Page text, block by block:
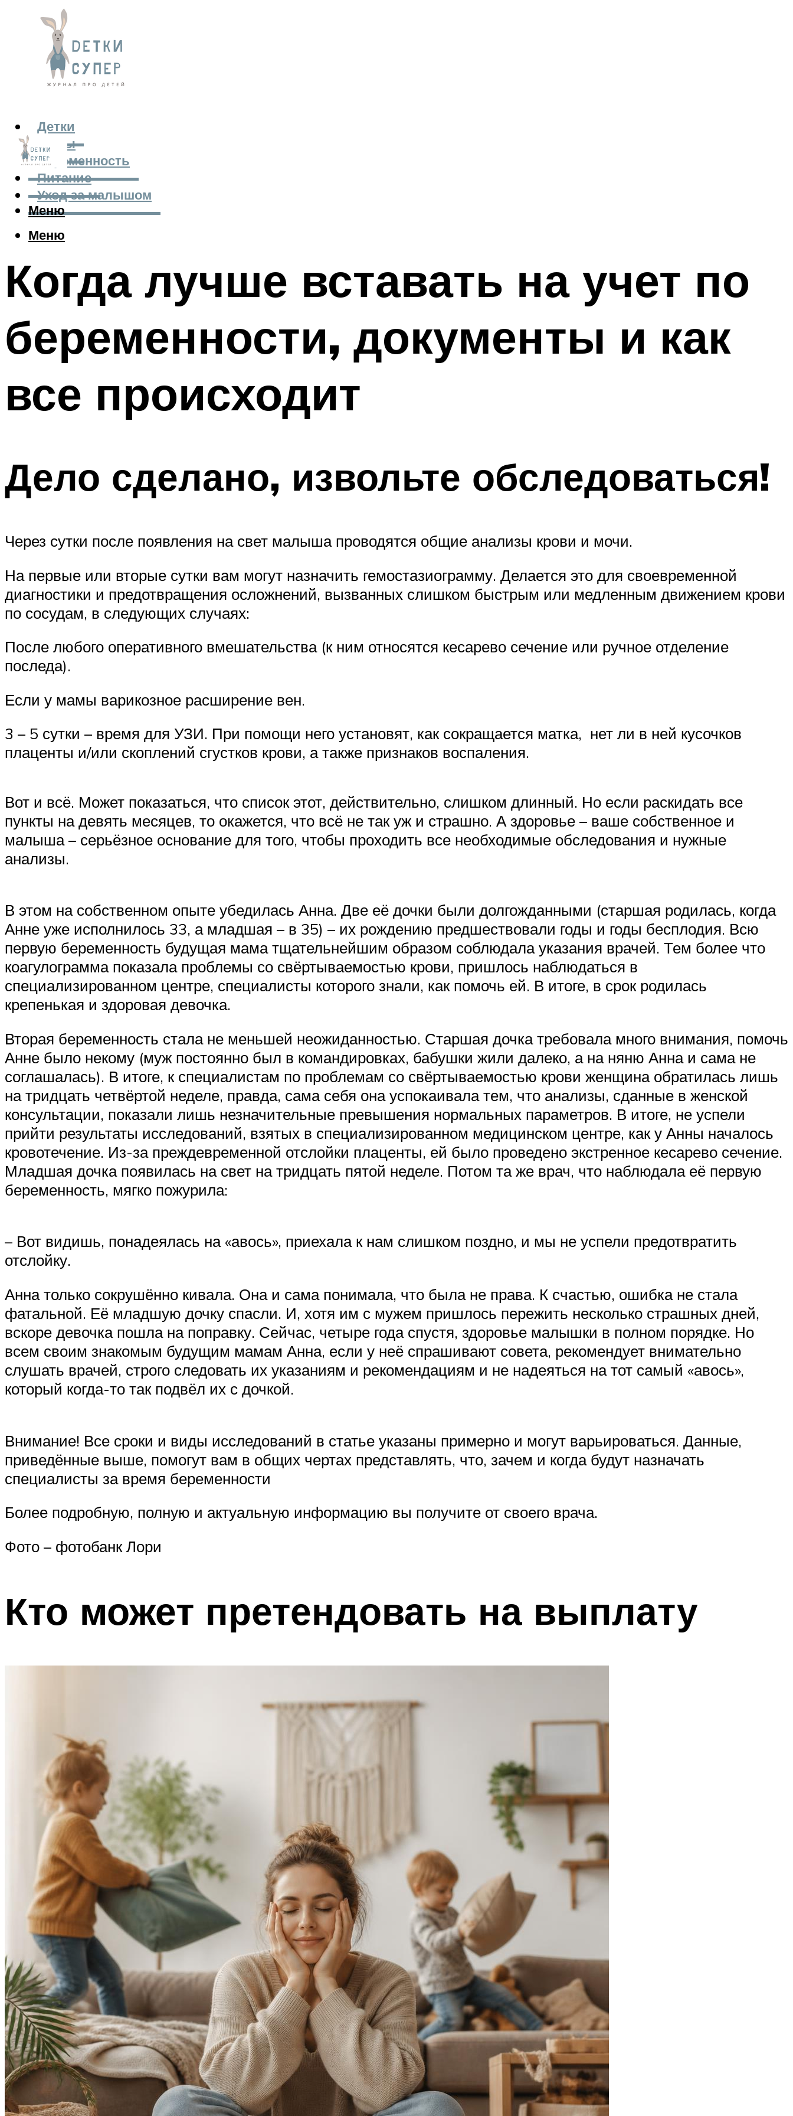
Детки
Мамы
Беременность
Питание
Уход за малышом
Меню
Меню
Когда лучше вставать на учет по
беременности, документы и как
все происходит
Дело сделано, извольте обследоваться!
Через сутки после появления на свет малыша проводятся общие анализы крови и мочи.
На первые или вторые сутки вам могут назначить гемостазиограмму. Делается это для своевременной
диагностики и предотвращения осложнений, вызванных слишком быстрым или медленным движением крови
по сосудам, в следующих случаях:
После любого оперативного вмешательства (к ним относятся кесарево сечение или ручное отделение
последа).
Если у мамы варикозное расширение вен.
3 – 5 сутки – время для УЗИ. При помощи него установят, как сокращается матка, нет ли в ней кусочков
плаценты и/или скоплений сгустков крови, а также признаков воспаления.
Вот и всё. Может показаться, что список этот, действительно, слишком длинный. Но если раскидать все
пункты на девять месяцев, то окажется, что всё не так уж и страшно. А здоровье – ваше собственное и
малыша – серьёзное основание для того, чтобы проходить все необходимые обследования и нужные
анализы.
В этом на собственном опыте убедилась Анна. Две её дочки были долгожданными (старшая родилась, когда
Анне уже исполнилось 33, а младшая – в 35) – их рождению предшествовали годы и годы бесплодия. Всю
первую беременность будущая мама тщательнейшим образом соблюдала указания врачей. Тем более что
коагулограмма показала проблемы со свёртываемостью крови, пришлось наблюдаться в
специализированном центре, специалисты которого знали, как помочь ей. В итоге, в срок родилась
крепенькая и здоровая девочка.
Вторая беременность стала не меньшей неожиданностью. Старшая дочка требовала много внимания, помочь
Анне было некому (муж постоянно был в командировках, бабушки жили далеко, а на няню Анна и сама не
соглашалась). В итоге, к специалистам по проблемам со свёртываемостью крови женщина обратилась лишь
на тридцать четвёртой неделе, правда, сама себя она успокаивала тем, что анализы, сданные в женской
консультации, показали лишь незначительные превышения нормальных параметров. В итоге, не успели
прийти результаты исследований, взятых в специализированном медицинском центре, как у Анны началось
кровотечение. Из-за преждевременной отслойки плаценты, ей было проведено экстренное кесарево сечение.
Младшая дочка появилась на свет на тридцать пятой неделе. Потом та же врач, что наблюдала её первую
беременность, мягко пожурила:
– Вот видишь, понадеялась на «авось», приехала к нам слишком поздно, и мы не успели предотвратить
отслойку.
Анна только сокрушённо кивала. Она и сама понимала, что была не права. К счастью, ошибка не стала
фатальной. Её младшую дочку спасли. И, хотя им с мужем пришлось пережить несколько страшных дней,
вскоре девочка пошла на поправку. Сейчас, четыре года спустя, здоровье малышки в полном порядке. Но
всем своим знакомым будущим мамам Анна, если у неё спрашивают совета, рекомендует внимательно
слушать врачей, строго следовать их указаниям и рекомендациям и не надеяться на тот самый «авось»,
который когда-то так подвёл их с дочкой.
Внимание! Все сроки и виды исследований в статье указаны примерно и могут варьироваться. Данные,
приведённые выше, помогут вам в общих чертах представлять, что, зачем и когда будут назначать
специалисты за время беременности
Более подробную, полную и актуальную информацию вы получите от своего врача.
Фото – фотобанк Лори
Кто может претендовать на выплату